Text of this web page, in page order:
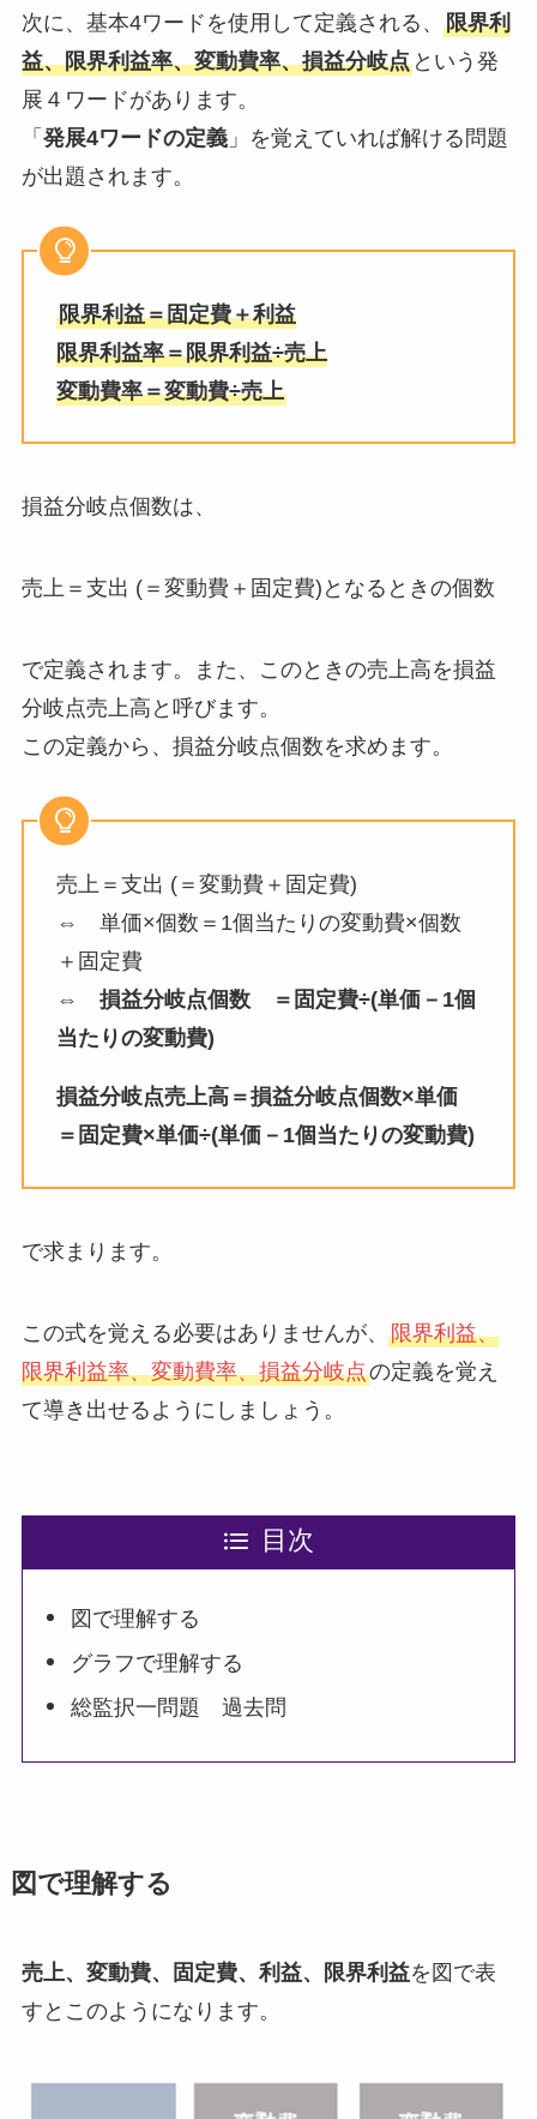
次に、基本4ワードを使用して定義される、 限界利
益、限界利益率、変動費率、損益分岐点という発
展４ワードがあります。
「 発展4ワードの定義」を覚えていれば解ける問題
が出題されます。
限界利益＝固定費＋利益
限界利益率＝限界利益÷売上
変動費率＝変動費÷売上
損益分岐点個数は、
売上＝支出 (＝変動費＋固定費)となるときの個数
で定義されます。また、このときの売上高を損益
分岐点売上高と呼びます。
この定義から、損益分岐点個数を求めます。
売上＝支出 (＝変動費＋固定費)
⇔ 単価×個数＝1個当たりの変動費×個数
＋固定費
⇔ 損益分岐点個数 ＝固定費÷(単価－1個
当たりの変動費)
損益分岐点売上高＝損益分岐点個数×単価
＝固定費×単価÷(単価－1個当たりの変動費)
で求まります。
この式を覚える必要はありませんが、 限界利益、
限界利益率、変動費率、損益分岐点の定義を覚え
て導き出せるようにしましょう。
目次
図で理解する
グラフで理解する
総監択一問題 過去問
図で理解する
売上、変動費、固定費、利益、限界利益を図で表
すとこのようになります。